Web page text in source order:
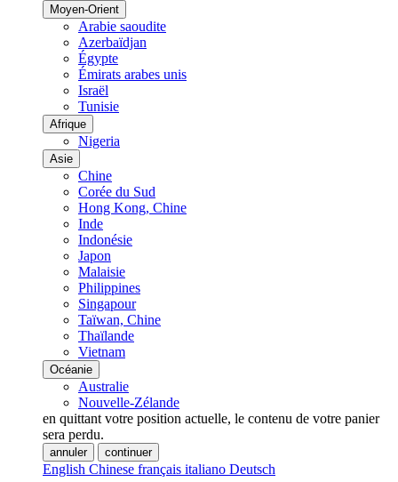
Moyen-Orient
Arabie saoudite
Azerbaïdjan
Égypte
Émirats arabes unis
Israël
Tunisie
Afrique
Nigeria
Asie
Chine
Corée du Sud
Hong Kong, Chine
Inde
Indonésie
Japon
Malaisie
Philippines
Singapour
Taïwan, Chine
Thaïlande
Vietnam
Océanie
Australie
Nouvelle-Zélande
en quittant votre position actuelle, le contenu de votre panier
sera perdu.
annuler continuer
English Chinese français italiano Deutsch